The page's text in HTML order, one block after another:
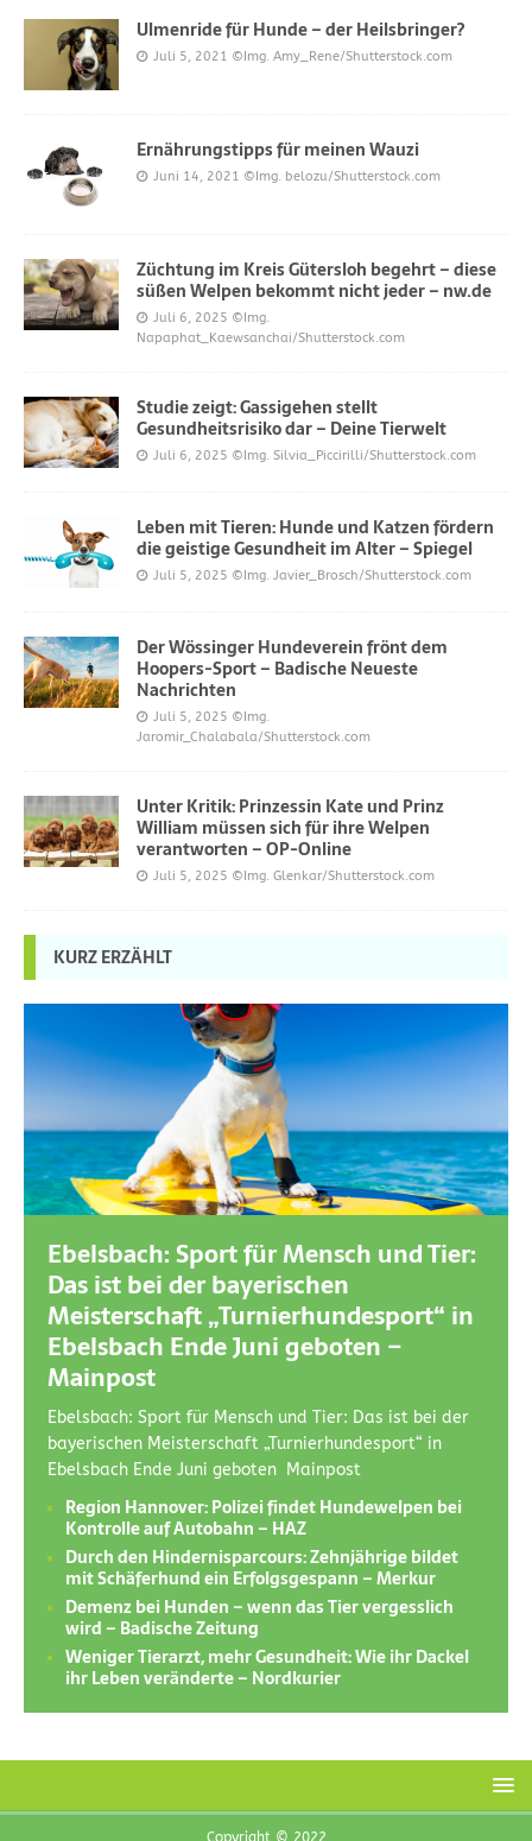
Ulmenride für Hunde – der Heilsbringer?
Juli 5, 2021 ©Img. Amy_Rene/Shutterstock.com
Ernährungstipps für meinen Wauzi
Juni 14, 2021 ©Img. belozu/Shutterstock.com
Züchtung im Kreis Gütersloh begehrt – diese
süßen Welpen bekommt nicht jeder – nw.de
Juli 6, 2025 ©Img.
Napaphat_Kaewsanchai/Shutterstock.com
Studie zeigt: Gassigehen stellt
Gesundheitsrisiko dar – Deine Tierwelt
Juli 6, 2025 ©Img. Silvia_Piccirilli/Shutterstock.com
Leben mit Tieren: Hunde und Katzen fördern
die geistige Gesundheit im Alter – Spiegel
Juli 5, 2025 ©Img. Javier_Brosch/Shutterstock.com
Der Wössinger Hundeverein frönt dem
Hoopers-Sport – Badische Neueste
Nachrichten
Juli 5, 2025 ©Img.
Jaromir_Chalabala/Shutterstock.com
Unter Kritik: Prinzessin Kate und Prinz
William müssen sich für ihre Welpen
verantworten – OP-Online
Juli 5, 2025 ©Img. Glenkar/Shutterstock.com
KURZ ERZÄHLT
Ebelsbach: Sport für Mensch und Tier:
Das ist bei der bayerischen
Meisterschaft „Turnierhundesport“ in
Ebelsbach Ende Juni geboten –
Mainpost
Ebelsbach: Sport für Mensch und Tier: Das ist bei der
bayerischen Meisterschaft „Turnierhundesport“ in
Ebelsbach Ende Juni geboten Mainpost
Region Hannover: Polizei findet Hundewelpen bei
Kontrolle auf Autobahn – HAZ
Durch den Hindernisparcours: Zehnjährige bildet
mit Schäferhund ein Erfolgsgespann – Merkur
Demenz bei Hunden – wenn das Tier vergesslich
wird – Badische Zeitung
Weniger Tierarzt, mehr Gesundheit: Wie ihr Dackel
ihr Leben veränderte – Nordkurier